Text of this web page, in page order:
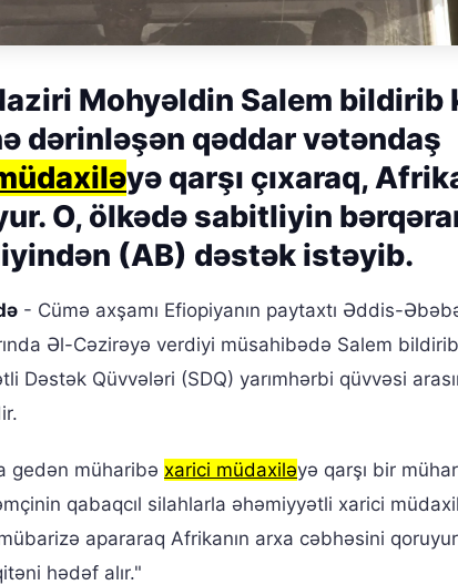
Mohyəldin Salem bildirib
dərinləşən qəddar vətəndaş
yə qarşı çıxaraq,
O, ölkədə sabitliyin
(AB) dəstək istəyib.
- Cümə axşamı Efiopiyanın paytaxtı Əddis-
Əl-Cəzirəyə verdiyi müsahibədə Salem
Dəstək Qüvvələri (SDQ) yarımhərbi qüvvəsi
gedən müharibə xarici müdaxiləyə qarşı bir
qabaqcıl silahlarla əhəmiyyətli xarici
apararaq Afrikanın arxa cəbhəsini
hədəf alır."